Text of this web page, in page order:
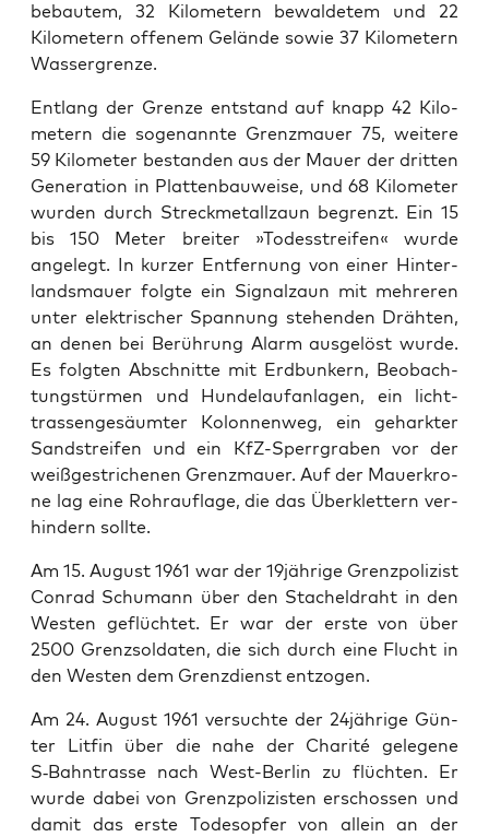
bebautem, 32 Kilo­me­tern bewalde­tem und 22
Kilo­me­tern offen­em Gelände sowie 37 Kilo­me­tern
Wasser­gren­ze.
Ent­lang der Gren­ze ent­stand auf knapp 42 Kilo­
me­tern die soge­nan­nte Grenz­mauer 75, weit­ere
59 Kilo­me­ter bestanden aus der Mauer der drit­ten
Gen­er­a­tion in Plat­ten­bauweise, und 68 Kilo­me­ter
wur­den durch Streck­met­al­lza­un begren­zt. Ein 15
bis 150 Meter bre­it­er »Todesstreifen« wurde
angelegt. In kurz­er Ent­fer­nung von ein­er Hin­ter­
lands­mauer fol­gte ein Sig­nalza­un mit mehreren
unter elek­trisch­er Span­nung ste­hen­den Dräht­en,
an denen bei Berührung Alarm aus­gelöst wurde.
Es fol­gten Abschnitte mit Erd­bunkern, Beobach­
tungstür­men und Hun­de­la­u­fan­la­gen, ein licht­
tras­sen­gesäumter Kolon­nen­weg, ein gehark­ter
Sand­streifen und ein KfZ-Sper­rgraben vor der
weißgestrich­enen Grenz­mauer. Auf der Mauerkro­
ne lag eine Rohrau­flage, die das Überklet­tern ver­
hin­dern sollte.
Am 15. August 1961 war der 19jährige Gren­zpolizist
Con­rad Schu­mann über den Stachel­draht in den
West­en geflüchtet. Er war der erste von über
2500 Gren­z­sol­dat­en, die sich durch eine Flucht in
den West­en dem Gren­z­di­enst ent­zo­gen.
Am 24. August 1961 ver­suchte der 24jährige Gün­
ter Litfin über die nahe der Char­ité gele­gene
S‑Bahntrasse nach West-Berlin zu flücht­en. Er
wurde dabei von Gren­zpolizis­ten erschossen und
damit das erste Todes­opfer von allein an der